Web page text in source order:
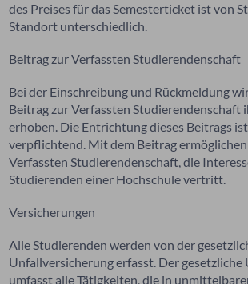
des Preises für das Semesterticket ist von
Standort unterschiedlich.
Beitrag zur Verfassten Studierendenschaft
Bei der Einschreibung und Rückmeldung
Beitrag zur Verfassten Studierendenschaft
erhoben. Die Entrichtung dieses Beitrags
verpflichtend. Mit dem Beitrag ermöglichen
Verfassten Studierendenschaft, die
Studierenden einer Hochschule vertritt.
Versicherungen
Alle Studierenden werden von der
Unfallversicherung erfasst. Der gesetzliche
umfasst alle Tätigkeiten, die in